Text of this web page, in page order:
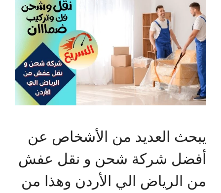
يبحث العديد من الأشخاص عن
أفضل شركة شحن و نقل عفش
من الرياض الي الأردن وهذا من